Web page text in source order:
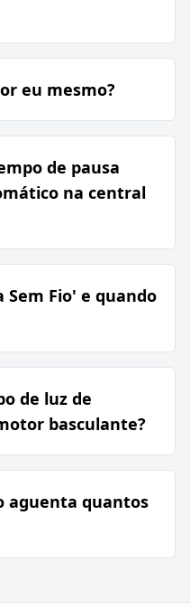
eu mesmo?
de pausa
na central
Sem Fio' e quando
de luz de
basculante?
aguenta quantos